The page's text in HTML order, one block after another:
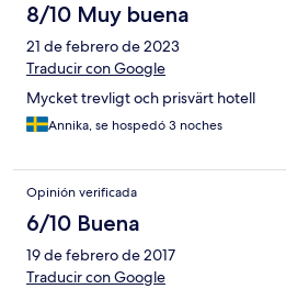
8/10 Muy buena
21 de febrero de 2023
Traducir con Google
Mycket trevligt och prisvärt hotell
Annika, se hospedó 3 noches
Opinión verificada
6/10 Buena
19 de febrero de 2017
Traducir con Google